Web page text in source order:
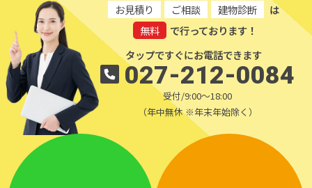
お見積り ご相談 建物診断
は
無料
で行っております！
タップですぐにお電話できます
027-212-0084
受付/9:00～18:00
（年中無休 ※年末年始除く）